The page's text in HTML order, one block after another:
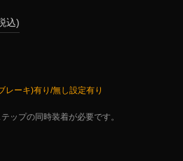
込)
ーキ)有り/無し設定有り
ップの同時装着が必要です。